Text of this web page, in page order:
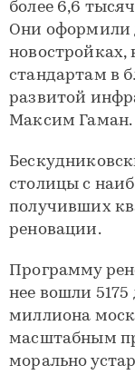
более 6,6
Они оформили
новостройках,
стандартам в
развитой
Максим Гаман.
столицы с
получивших
реновации.
Программу
нее вошли
миллиона
масштабным
морально